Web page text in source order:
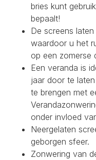
bries kunt
bepaalt!
De screens
waardoor u het
op een zomerse
Een veranda is
jaar door te
te brengen met
onder invloed
Neergelaten
geborgen sfeer.
Zonwering van